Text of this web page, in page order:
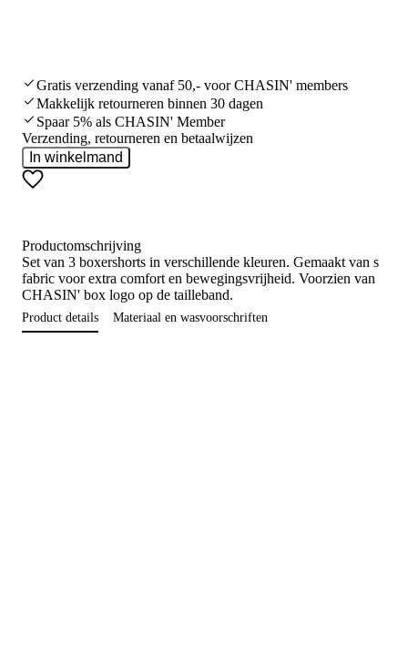
Gratis verzending vanaf 50,- voor CHASIN' members
Makkelijk retourneren binnen 30 dagen
Spaar 5% als CHASIN' Member
Verzending, retourneren en betaalwijzen
In winkelmand
Productomschrijving
Set van 3 boxershorts in verschillende kleuren. Gemaakt van
fabric voor extra comfort en bewegingsvrijheid. Voorzien van het
CHASIN' box logo op de tailleband.
Product details Materiaal en wasvoorschriften